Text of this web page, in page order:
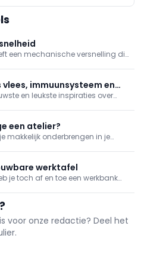
een mechanische versnelling die
vlees, immuunsysteem en
en leukste inspiraties over
een atelier?
makkelijk onderbrengen in je
knapt zijn oude werkbank o
werktafel
je toch af en toe een werkbank
voor onze redactie? Deel het